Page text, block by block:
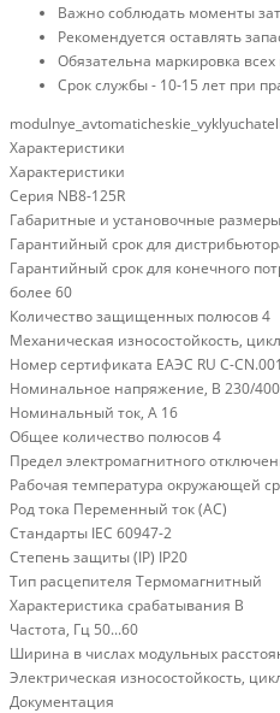
Важно соблюдать моменты
Рекомендуется оставлять
Обязательна маркировка всех
Срок службы - 10-15 лет при
Характеристики
Характеристики
Серия NB8-125R
Габаритные и установочные
Гарантийный срок для
Гарантийный срок для конечного
более 60
Количество защищенных полюсов4
Механическая износостойкость,
Номер сертификата ЕАЭС RU С-
Номинальное напряжение, В 230/400
Номинальный ток, А 16
Общее количество полюсов4
Предел электромагнитного
Рабочая температура окружающей
Род тока Переменный ток (AC)
Стандарты IEC 60947-2
Степень защиты (IP) IP20
Тип расцепителя Термомагнитный
Характеристика срабатывания B
Частота, Гц 50...60
Ширина в числах модульных
Электрическая износостойкость,
Документация